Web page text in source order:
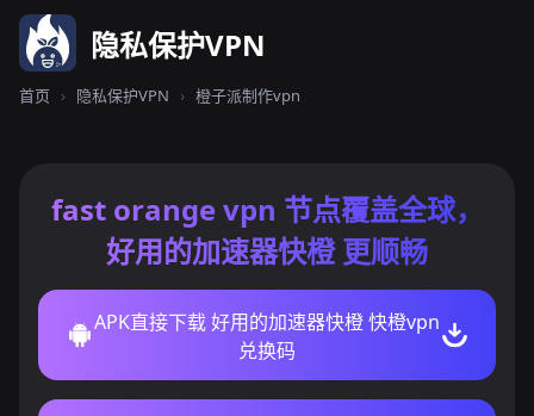
隐私保护VPN
首页 › 隐私保护VPN › 橙子派制作vpn
fast orange vpn 节点覆盖全球，
好用的加速器快橙 更顺畅
APK直接下载 好用的加速器快橙 快橙vpn
兑换码